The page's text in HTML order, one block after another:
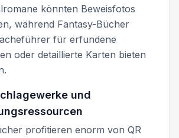
könnten Beweisfotos
während Fantasy-Bücher
für erfundene
oder detaillierte Karten bieten
und
profitieren enorm von QR